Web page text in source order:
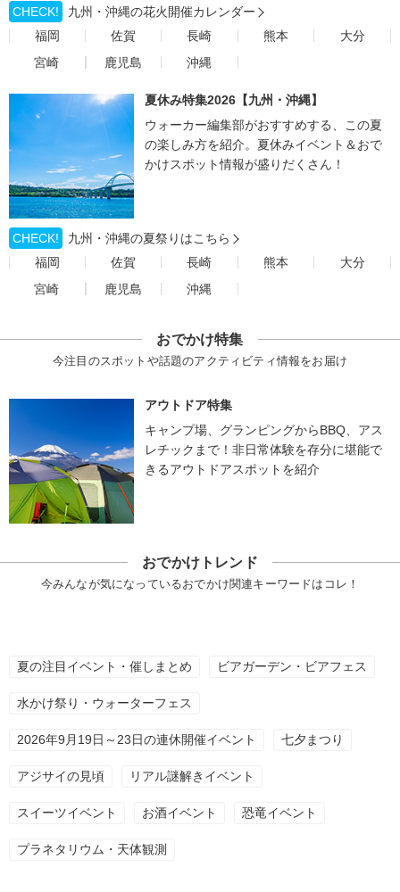
CHECK!
九州・沖縄の花火開催カレンダー
福岡
佐賀 長崎 熊本
大分
宮崎
鹿児島 沖縄
夏休み特集2026【九州・沖縄】
ウォーカー編集部がおすすめする、この夏
の楽しみ方を紹介。夏休みイベント＆おで
かけスポット情報が盛りだくさん！
CHECK!
九州・沖縄の夏祭りはこちら
福岡
佐賀 長崎 熊本
大分
宮崎
鹿児島 沖縄
おでかけ特集
今注目のスポットや話題のアクティビティ情報をお届け
アウトドア特集
キャンプ場、グランピングからBBQ、アス
レチックまで！非日常体験を存分に堪能で
きるアウトドアスポットを紹介
おでかけトレンド
今みんなが気になっているおでかけ関連キーワードはコレ！
夏の注目イベント・催しまとめ ビアガーデン・ビアフェス
水かけ祭り・ウォーターフェス
2026年9月19日～23日の連休開催イベント 七夕まつり
アジサイの見頃 リアル謎解きイベント
スイーツイベント お酒イベント 恐竜イベント
プラネタリウム・天体観測